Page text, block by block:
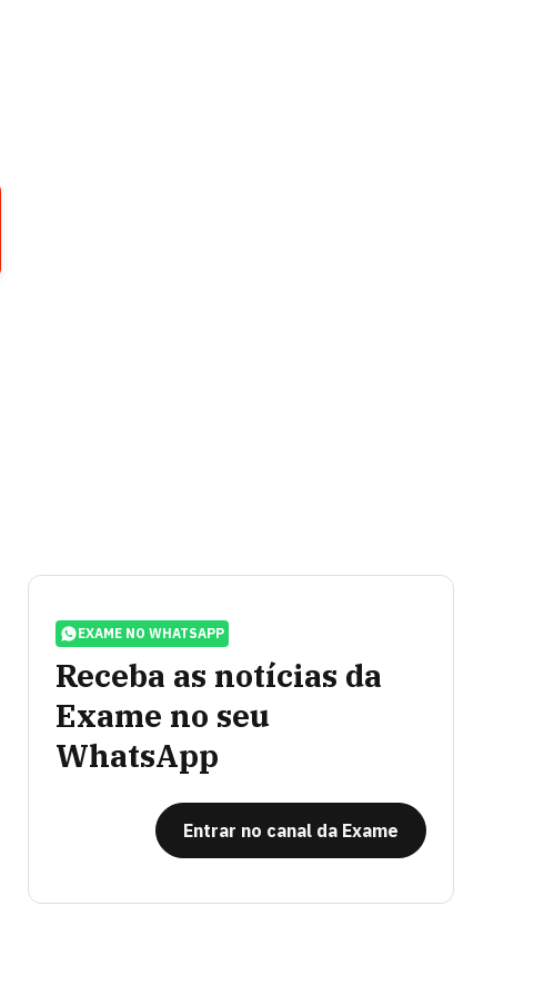
EXAME NO WHATSAPP
Receba as notícias da
Exame no seu
WhatsApp
Entrar no canal da Exame